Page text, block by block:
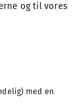
og til vores
med en